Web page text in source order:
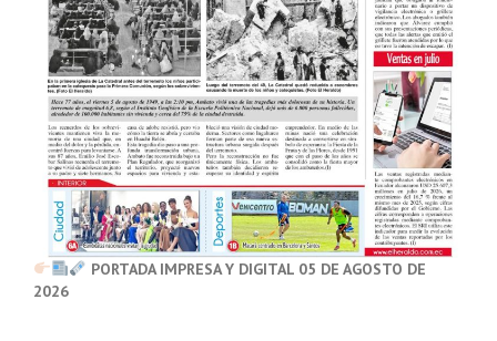
PORTADA IMPRESA Y DIGITAL 05 DE AGOSTO DE
2026